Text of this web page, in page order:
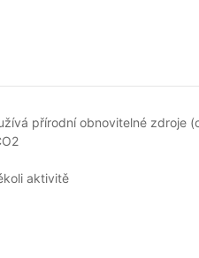
přírodní obnovitelné zdroje
aktivitě